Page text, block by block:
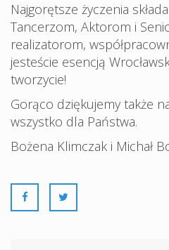
Najgorętsze życzenia
Tancerzom, Aktorom i
realizatorom,
jesteście esencją
tworzycie!
Gorąco dziękujemy także
wszystko dla Państwa.
Bożena Klimczak i Michał